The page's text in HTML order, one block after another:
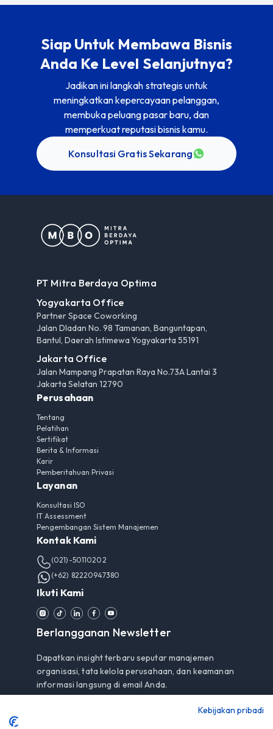
Siap Untuk Membawa Bisnis
Anda Ke Level Selanjutnya?
Jadikan ini langkah strategis untuk
meningkatkan kepercayaan pelanggan,
membuka peluang pasar baru, dan
memperkuat reputasi bisnis kamu.
Konsultasi Gratis Sekarang
PT Mitra Berdaya Optima
Yogyakarta Office
Partner Space Coworking
Jalan Dladan No. 98 Tamanan, Banguntapan,
Bantul, Daerah Istimewa Yogyakarta 55191
Jakarta Office
Jalan Mampang Prapatan Raya No.73A Lantai 3
Jakarta Selatan 12790
Perusahaan
Tentang
Pelatihan
Sertifikat
Berita & Informasi
Karir
Pemberitahuan Privasi
Layanan
Konsultasi ISO
IT Assessment
Pengembangan Sistem Manajemen
Kontak Kami
(021)-50110202
(+62) 82220947380
Ikuti Kami
Berlangganan Newsletter
Dapatkan insight terbaru seputar manajemen
organisasi, tata kelola perusahaan, dan keamanan
informasi langsung di email Anda.
Kebijakan pribadi